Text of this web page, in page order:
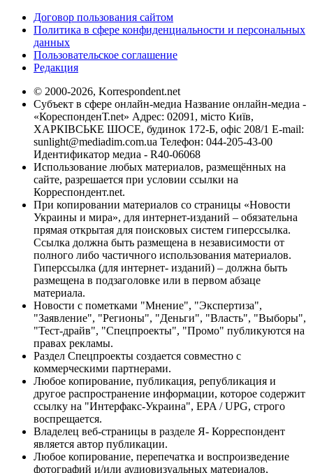
Договор пользования сайтом
Политика в сфере конфиденциальности и персональных
данных
Пользовательское соглашение
Редакция
© 2000-2026, Korrespondent.net
Субъект в сфере онлайн-медиа Название онлайн-медиа -
«КореспонденТ.net» Адрес: 02091, місто Київ,
ХАРКІВСЬКЕ ШОСЕ, будинок 172-Б, офіс 208/1 E-mail:
sunlight@mediadim.com.ua Телефон: 044-205-43-00
Идентификатор медиа - R40-06068
Использование любых материалов, размещённых на
сайте, разрешается при условии ссылки на
Корреспондент.net.
При копировании материалов со страницы «Новости
Украины и мира», для интернет-изданий – обязательна
прямая открытая для поисковых систем гиперссылка.
Ссылка должна быть размещена в независимости от
полного либо частичного использования материалов.
Гиперссылка (для интернет- изданий) – должна быть
размещена в подзаголовке или в первом абзаце
материала.
Новости с пометками "Мнение", "Экспертиза",
"Заявление", "Регионы", "Деньги", "Власть", "Выборы",
"Тест-драйв", "Спецпроекты", "Промо" публикуются на
правах рекламы.
Раздел Спецпроекты создается совместно с
коммерческими партнерами.
Любое копирование, публикация, републикация и
другое распространение информации, которое содержит
ссылку на "Интерфакс-Украина", EPA / UPG, строго
воспрещается.
Владелец веб-страницы в разделе Я- Корреспондент
является автор публикации.
Любое копирование, перепечатка и воспроизведение
фотографий и/или аудиовизуальных материалов,